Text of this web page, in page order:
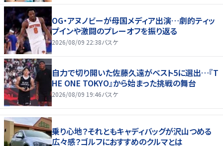
OG・アヌノビーが母国メディア出演…劇的ティッ
プインや激闘のプレーオフを振り返る
2026/08/09 22:38バスケ
自力で切り開いた佐藤久遠がベスト5に選出…『T
HE ONE TOKYO』から始まった挑戦の舞台
2026/08/09 19:46バスケ
乗り心地？それともキャディバッグが沢山つめる
広々感？ゴルフにおすすめのクルマとは